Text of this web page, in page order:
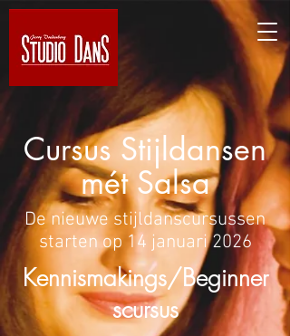
Cursus Stijldansen
mét Salsa
De nieuwe stijldanscursussen
starten op 14 januari 2026
Kennismakings/Beginner
scursus